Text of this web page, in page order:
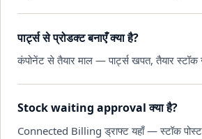
पार्ट्स से प्रोडक्ट बनाएँ क्या है?
कंपोनेंट से तैयार माल — पार्ट्स खपत, तैयार स्टॉक
Stock waiting approval क्या है?
Connected Billing ड्राफ्ट यहाँ — स्टॉक